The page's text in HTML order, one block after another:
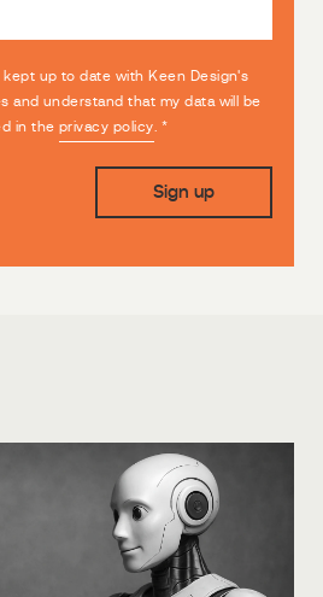
kept up to date with Keen Design's
and understand that my data will be
in theprivacy policy. *